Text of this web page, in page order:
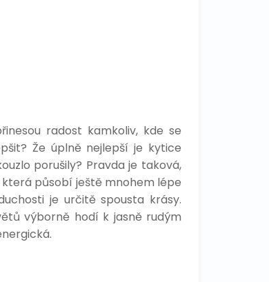
radost kamkoliv, kde se
Že úplně nejlepší je kytice
porušily? Pravda je taková,
působí ještě mnohem lépe
je určitě spousta krásy.
výborně hodí k jasně rudým